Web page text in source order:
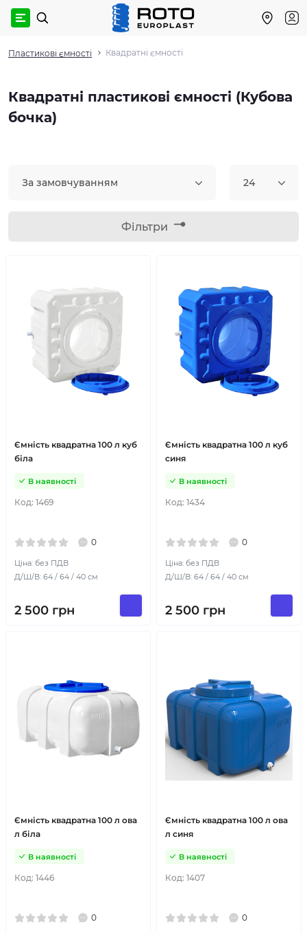
Пластикові ємності Квадратні ємності
Квадратні пластикові ємності (Кубова
бочка)
За замовчуванням 24
Фільтри
Ємність квадратна 100 л куб
біла
Код: 1469
В наявності
0
Ціна: без ПДВ
Д/Ш/В: 64 / 64 / 40 см
2 500 грн
Ємність квадратна 100 л куб
синя
Код: 1434
В наявності
0
Ціна: без ПДВ
Д/Ш/В: 64 / 64 / 40 см
2 500 грн
Ємність квадратна 100 л ова
л біла
Код: 1446
В наявності
0
Ємність квадратна 100 л ова
л синя
Код: 1407
В наявності
0